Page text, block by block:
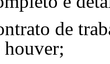
de
houver;